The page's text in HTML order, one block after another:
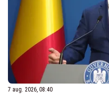
7 aug. 2026, 08:40